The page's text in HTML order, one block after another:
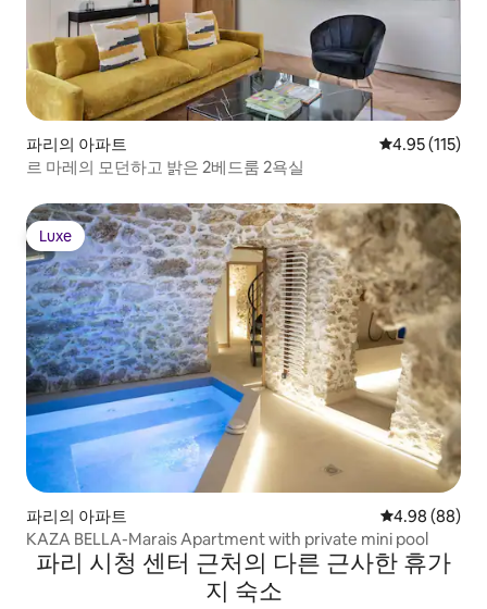
파리의 아파트 평점 4.95점(5
4.95 (115)
르 마레의 모던하고 밝은 2베드룸 2욕실
Luxe
Luxe
파리의 아파트 평점 4.98점(5
4.98 (88)
KAZA BELLA-Marais Apartment with private mini pool
파리 시청 센터 근처의 다른 근사한 휴가
지 숙소